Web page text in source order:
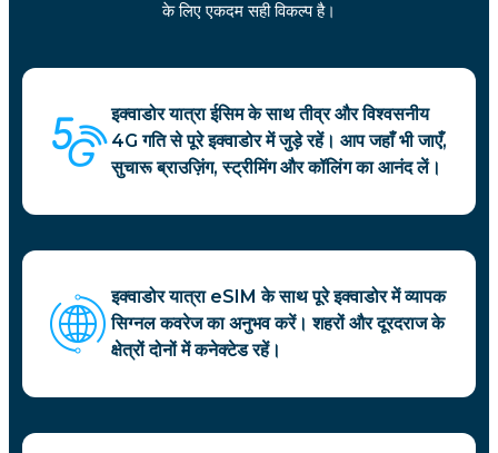
के लिए एकदम सही विकल्प है।
इक्वाडोर यात्रा ईसिम के साथ तीव्र और विश्वसनीय
4G गति से पूरे इक्वाडोर में जुड़े रहें। आप जहाँ भी जाएँ,
सुचारू ब्राउज़िंग, स्ट्रीमिंग और कॉलिंग का आनंद लें।
इक्वाडोर यात्रा eSIM के साथ पूरे इक्वाडोर में व्यापक
सिग्नल कवरेज का अनुभव करें। शहरों और दूरदराज के
क्षेत्रों दोनों में कनेक्टेड रहें।